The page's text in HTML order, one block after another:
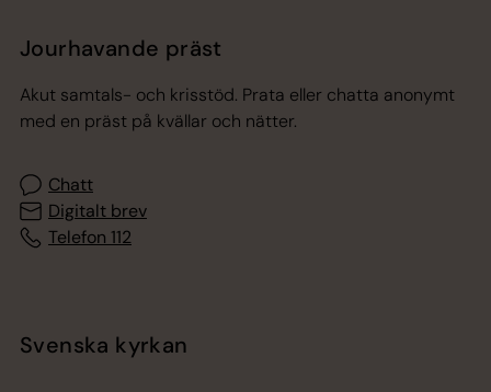
Jourhavande präst
Akut samtals- och krisstöd. Prata eller chatta anonymt
med en präst på kvällar och nätter.
Chatt
Digitalt brev
Telefon 112
Svenska kyrkan